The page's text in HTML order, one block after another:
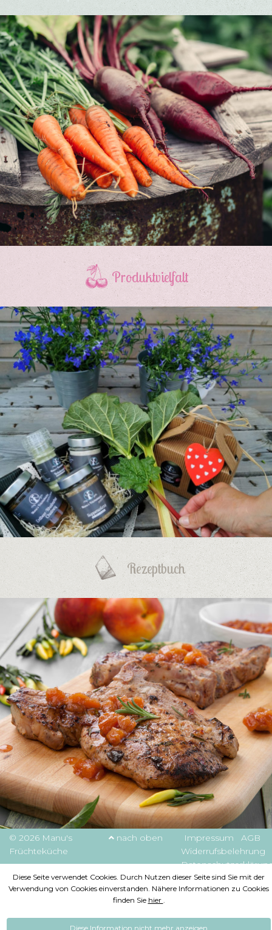
Produktvielfalt
Rezeptbuch
© 2026 Manu's
Früchteküche
nach oben Impressum
AGB
Widerrufsbelehrung
Diese Seite verwendet Cookies. Durch Nutzen dieser Seite sind Sie mit der
Verwendung von Cookies einverstanden. Nähere Informationen zu Cookies
finden Sie hier .
Diese Information nicht mehr anzeigen